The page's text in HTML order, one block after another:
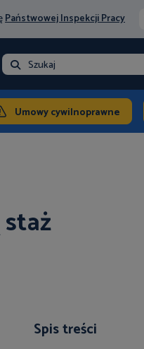
Państwowej Inspekcji Pracy
Szukaj
Umowy cywilnoprawne
Spis treści